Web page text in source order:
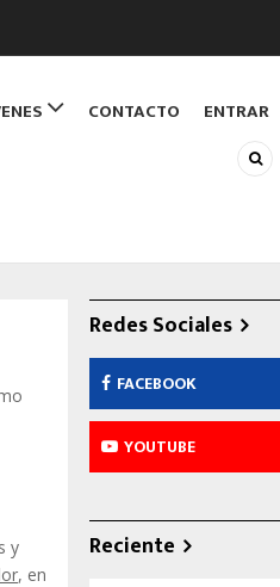
CONTACTO ENTRAR
y
, en
Redes Sociales
FACEBOOK
YOUTUBE
Reciente